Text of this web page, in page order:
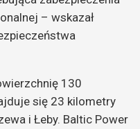
– wskazał
130
się 23 kilometry
i Łeby. Baltic Power